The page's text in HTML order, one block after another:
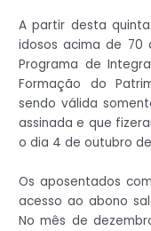
A partir desta
idosos acima de 70
Programa de
Formação do
sendo válida
assinada e que
o dia 4 de outubro de
Os aposentados
acesso ao abono
No mês de